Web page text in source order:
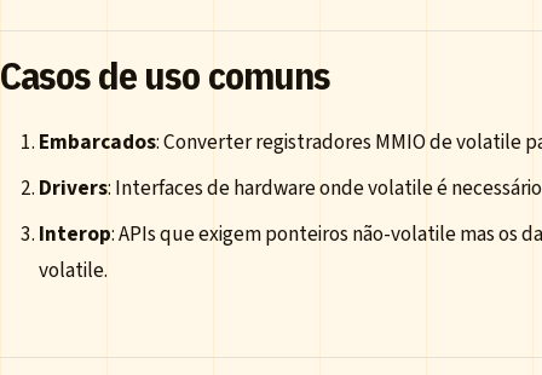
Casos de uso comuns
Embarcados: Converter registradores MMIO de volatile
Drivers: Interfaces de hardware onde volatile é
Interop: APIs que exigem ponteiros não-volatile mas os
volatile.